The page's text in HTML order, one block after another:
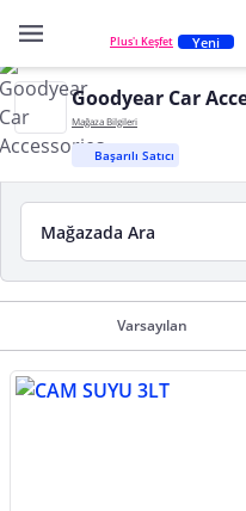
Plus'ı Keşfet Yeni
Goodyear Car
Mağaza Bilgileri
Başarılı Satıcı
Varsayılan